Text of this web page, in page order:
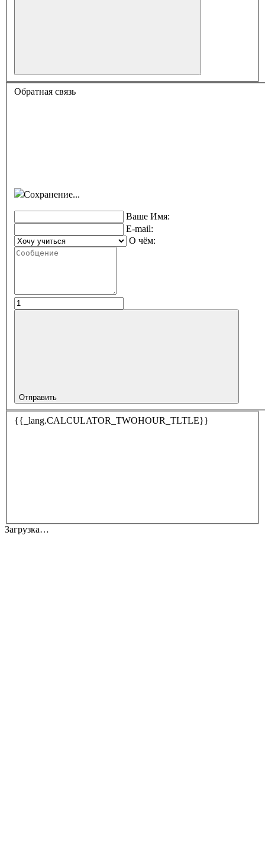
Обратная связь
Сохранение...
Ваше Имя:
E-mail:
О чём:
Отправить
{{_lang.CALCULATOR_TWOHOUR_TLTLE}}
Загрузка…